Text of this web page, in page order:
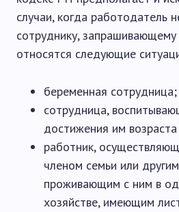
случаи, когда работодатель
сотруднику,
относятся следующие
беременная сотрудница;
сотрудница,
достижения им
работник,
членом семьи или
проживающим с ним в
хозяйстве, имеющим